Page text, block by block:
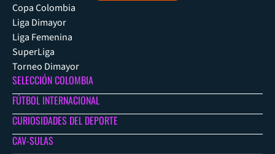
Copa Colombia
Liga Dimayor
Liga Femenina
SuperLiga
Torneo Dimayor
SELECCIÓN COLOMBIA
FÚTBOL INTERNACIONAL
CURIOSIDADES DEL DEPORTE
CAV-SULAS